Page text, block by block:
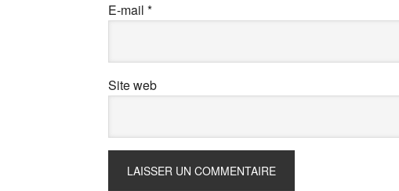
E-mail *
Site web